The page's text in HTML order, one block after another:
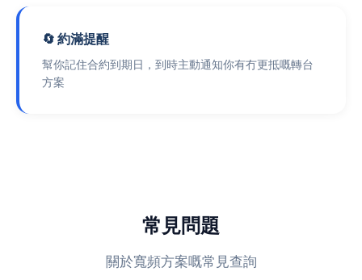
🔄 約滿提醒
幫你記住合約到期日，到時主動通知你有冇更抵嘅轉台
方案
常見問題
關於寬頻方案嘅常見查詢